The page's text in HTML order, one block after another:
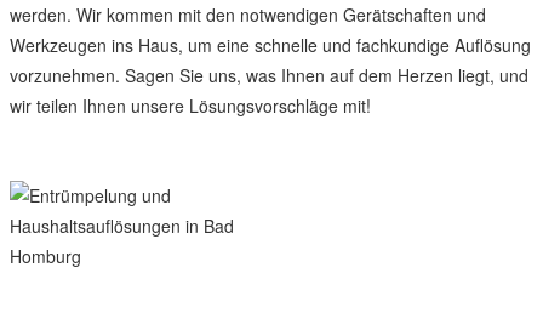
werden. Wir kommen mit den notwendigen Gerätschaften und
Werkzeugen ins Haus, um eine schnelle und fachkundige Auflösung
vorzunehmen. Sagen Sie uns, was Ihnen auf dem Herzen liegt, und
wir teilen Ihnen unsere Lösungsvorschläge mit!